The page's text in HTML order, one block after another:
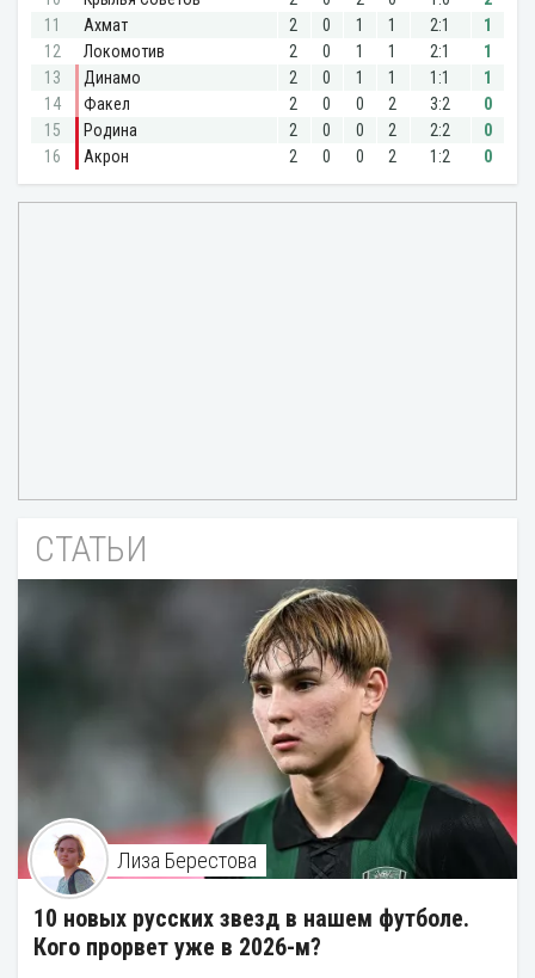
СТАТЬИ
Лиза Берестова
10 новых русских звезд в нашем футболе.
Кого прорвет уже в 2026-м?